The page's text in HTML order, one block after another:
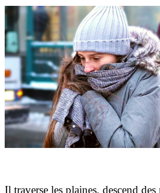
Il traverse les plaines, descend